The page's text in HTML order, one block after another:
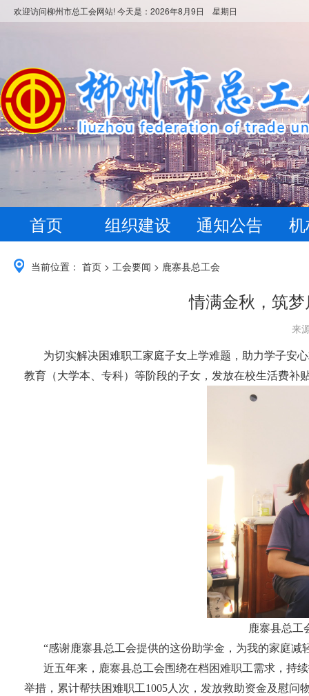
欢迎访问柳州市总工会网站! 今天是： 2026年8月9日 星期日
首页 组织建设 通知公告
当前位置： 首页 > 工会要闻 > 鹿寨县总工会
情满金秋，筑
来
为切实解决困难职工家庭子女上学难题，助力学子安
教育（大学本、专科）等阶段的子女，发放在校生活费补
鹿寨县总工
“感谢鹿寨县总工会提供的这份助学金，为我的家庭
近五年来，鹿寨县总工会围绕在档困难职工需求，持
举措，累计帮扶困难职工1005人次，发放救助资金及慰